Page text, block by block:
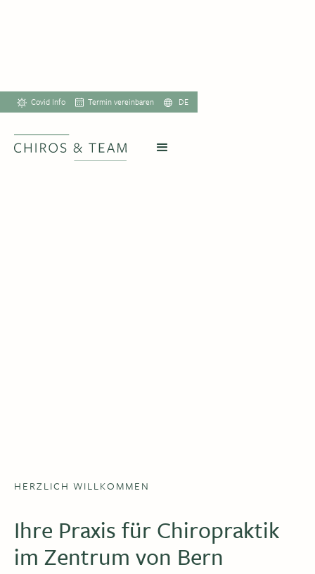
Covid Info Termin vereinbaren DE
HERZLICH WILLKOMMEN
Ihre Praxis für Chiropraktik
im Zentrum von Bern